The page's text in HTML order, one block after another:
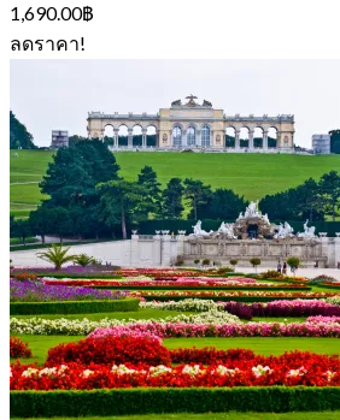
1,690.00฿
ลดราคา!